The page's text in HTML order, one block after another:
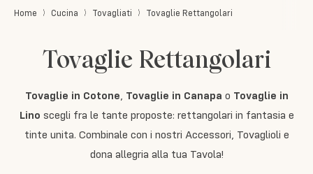
Home Cucina Tovagliati Tovaglie Rettangolari
Tovaglie Rettangolari
Tovaglie in Cotone, Tovaglie in Canapa o Tovaglie in
Lino scegli fra le tante proposte: rettangolari in fantasia e
tinte unita. Combinale con i nostri Accessori, Tovaglioli e
dona allegria alla tua Tavola!